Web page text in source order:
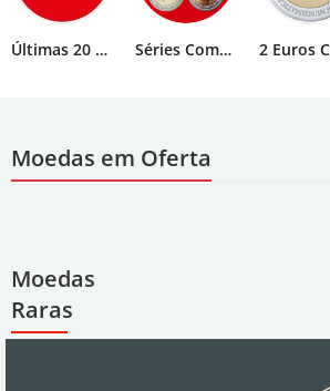
Últimas 20 Novidades Séries Completas 2 Euros
Moedas em Oferta
Moedas
Raras